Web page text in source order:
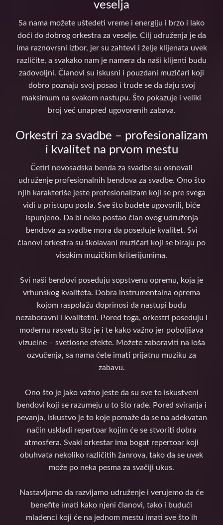
veselja
Sa nama možete uštedeti vreme i energiju i brzo i lako
doći do dobrog orkestra za veselje. Cilj udruženja je da
ima raznovrsni izbor, jer su zahtevi i želje klijenata uvek
različite, a svakako nam je namera da naši klijenti budu
zadovoljni. Članovi su iskusni i pouzdani muzičari koji
dobro poznaju svoj posao i trude se da daju svoj
maksimum na svakom nastupu. Što pokazuje i veliki
broj već unapred ugovorenih zabava.
Orkestri za svadbe – profesionalizam
i kvalitet na prvom mestu
Četiri novosadska benda za svadbe su osnovali
udruženje profesionalnih bendova za svadbe. Ono što
njih karakteriše jeste profesionalizam koji se pre svega
vidi u pristupu posla. Sve što budete ugovorili, biće
ispunjeno. Da bi neko postao član ovog udruženja
bendova za svadbe mora da poseduje kvalitet. Svi
članovi orkestra su školavani muzičari koji se biraju po
visokim muzičkim kriterijumima.
Svi naši bendovi poseduju sopstvenu opremu, koja je
vrhunskog kvaliteta. Dobra instrumentalna oprema
kojom raspolažu doprinosi da nastupi budu
nezaboravni i kvalitetni. Pored toga, orkestri poseduju i
modernu rasvetu što je i te kako važno jer poboljšava
vizuelne – svetlosne efekte. Možete zaboraviti na loša
ozvučenja, sa nama ćete imati prijatnu muziku za
zabavu.
Ono što je jako važno jeste da su sve to iskustveni
bendovi koji se razumeju u to što rade. Pored sviranja i
pevanja, iskustvo je to koje pomaže da se na adekvatan
način uskladi repertoar kojim će se stvoriti dobra
atmosfera. Svaki orkestar ima bogat repertoar koji
obuhvata nekoliko različitih žanrova, tako da se uvek
može po neka pesma za svačiji ukus.
Nastavljamo da razvijamo udruženje i verujemo da će
benefite imati kako njeni članovi, tako i budući
mladenci koji će na jednom mestu imati sve što ih